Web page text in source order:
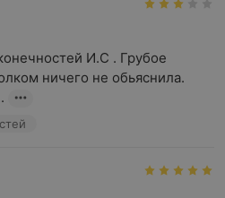
И.С . Грубое
ничего не обьяснила.